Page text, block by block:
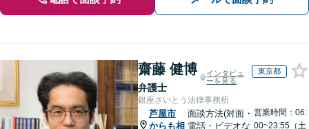
齋藤 健博
弁護士
インタビュ
ーを見る
東京都
銀座さいとう法律事務所
芦屋市
からも相
面談方法(対面・
電話・ビデオな
営業時間：06:
00~23:55（土